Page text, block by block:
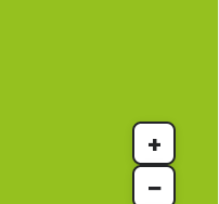
+
−